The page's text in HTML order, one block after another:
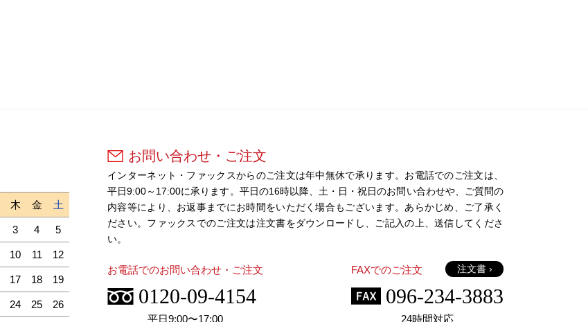
木 金 土
3 4 5
10 11 12
17 18 19
24 25 26
お問い合わせ・ご注文
インターネット・ファックスからのご注文は年中無休で承ります。お電話でのご注文は、
平日9:00～17:00に承ります。平日の16時以降、土・日・祝日のお問い合わせや、ご質問の
内容等により、お返事までにお時間をいただく場合もございます。あらかじめ、ご了承く
ださい。ファックスでのご注文は注文書をダウンロードし、ご記入の上、送信してくださ
い。
お電話でのお問い合わせ・ご注文
0120-09-4154
平日9:00〜17:00
FAXでのご注文 注文書 ›
096-234-3883
24時間対応